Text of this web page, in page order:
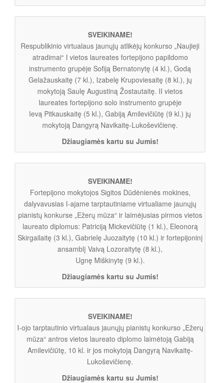
SVEIKINAME!
Respublikinio virtualaus jaunųjų atlikėjų konkurso „Naujieji
atradimai“ I vietos laureates fortepijono papildomo
instrumento grupėje Sofiją Bernatonytę (4 kl.), Godą
Gelažauskaitę (7 kl.), Izabelę Krupoviesaitę (8 kl.), jų
mokytoją Saulę Augustiną Žostautaitę. II vietos
laureates fortepijono solo instrumento grupėje
Ievą Pitkauskaitę (5 kl.), Gabiją Amilevičiūtę (9 kl.) jų
mokytoją Dangyrą Navikaitę-Lukoševičienę.
Džiaugiamės kartu su Jumis!
SVEIKINAME!
Fortepijono mokytojos Sigitos Dūdėnienės mokines,
dalyvavusias I-ajame tarptautiniame virtualiame jaunųjų
pianistų konkurse „Ežerų mūza“ ir laimėjusias pirmos vietos
laureato diplomus: Patriciją Mickevičiūtę (1 kl.), Eleonorą
Skirgailaitę (3 kl.), Gabrielę Juozaitytę (10 kl.) ir fortepijoninį
ansamblį Vaivą Lozoraitytę (8 kl.),
Ugnę Miškinytę (9 kl.).
Džiaugiamės kartu su Jumis!
SVEIKINAME!
I-ojo tarptautinio virtualaus jaunųjų pianistų konkurso „Ežerų
mūza“ antros vietos laureato diplomo laimėtoją Gabiją
Amilevičiūtę, 10 kl. ir jos mokytoją Dangyrą Navikaitę-
Lukoševičienę.
Džiaugiamės kartu su Jumis!